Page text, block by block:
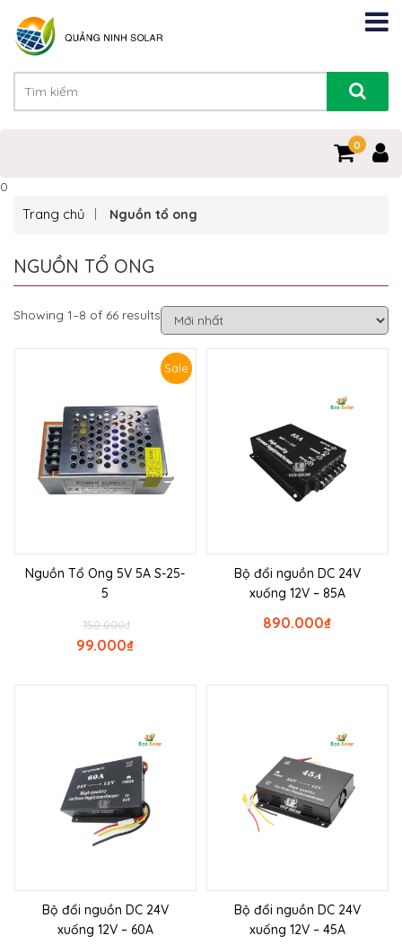
0
0
Trang chủ Nguồn tổ ong
NGUỒN TỔ ONG
Showing 1–8 of 66 results
Sale
Nguồn Tổ Ong 5V 5A S-25-
5
₫
150.000
₫
99.000
Bộ đổi nguồn DC 24V
xuống 12V – 85A
₫
890.000
Bộ đổi nguồn DC 24V
xuống 12V – 60A
Bộ đổi nguồn DC 24V
xuống 12V – 45A